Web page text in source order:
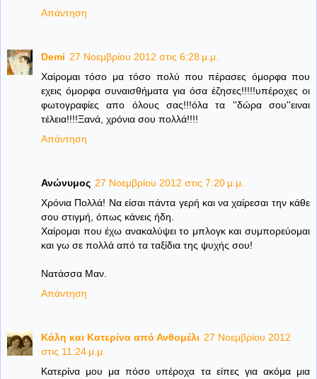
Απάντηση
Demi 27 Νοεμβρίου 2012 στις 6:28 μ.μ.
Χαίρομαι τόσο μα τόσο πολύ που πέρασες όμορφα που
εχεις όμορφα συναισθήματα για όσα έζησες!!!!!υπέροχες οι
φωτογραφίες απο όλους σας!!!όλα τα ''δώρα σου''ειναι
τέλεια!!!!Ξανά, χρόνια σου πολλά!!!!
Απάντηση
Ανώνυμος 27 Νοεμβρίου 2012 στις 7:20 μ.μ.
Χρόνια Πολλά! Να είσαι πάντα γερή και να χαίρεσαι την κάθε
σου στιγμή, όπως κάνεις ήδη.
Χαίρομαι που έχω ανακαλύψει το μπλογκ και συμπορεύομαι
και γω σε πολλά από τα ταξίδια της ψυχής σου!
Νατάσσα Μαν.
Απάντηση
Κάλη και Κατερίνα από Ανθομέλι 27 Νοεμβρίου 2012
στις 11:24 μ.μ.
Κατερίνα μου μα πόσο υπέροχα τα είπες για ακόμα μια